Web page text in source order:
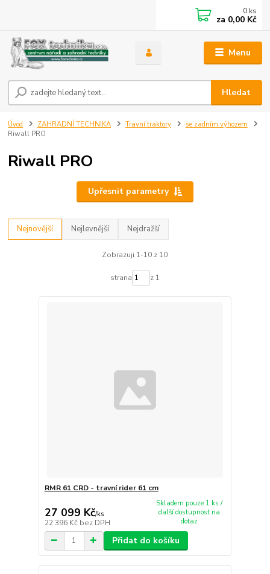
Menu
Hledat
0 ks
za 0,00 Kč
Úvod ZAHRADNÍ TECHNIKA Travní traktory
se zadním výhozem
Riwall PRO
Riwall PRO
Upřesnit parametry
Nejnovější Nejlevnější Nejdražší
Zobrazuji 1-10 z 10
strana z 1
RMR 61 CRD - travní rider 61 cm
27 099 Kč/ks
22 396 Kč bez DPH
Skladem pouze 1 ks /
další dostupnost na
dotaz
Přidat do košíku